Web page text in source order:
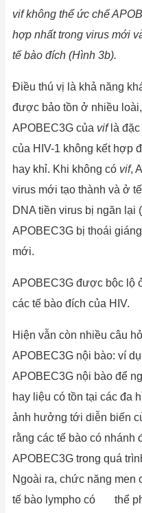
vif không thể ức chế
hợp nhất trong virus mới
tế bào đích (Hình 3b).
Điều thú vị là khả năng
được bảo tồn ở nhiều
APOBEC3G của viflà đặc
của HIV-1 không kết hợp
hay khỉ. Khi không có vif,
virus mới tạo thành và ở
DNA tiền virus bị ngăn
APOBEC3G bị thoái
mới.
APOBEC3G được bộc lộ
các tế bào đích của HIV.
Hiện vẫn còn nhiều câu
APOBEC3G nội bào: ví
APOBEC3G nội bào để
hay liệu có tồn tại các đa
ảnh hưởng tới diễn biến
rằng các tế bào có nhánh
APOBEC3G trong quá
Ngoài ra, chức năng men
tế bào lympho có thể